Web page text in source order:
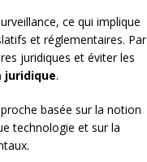
ce qui implique
et réglementaires. Par
juridiques et éviter les
juridique.
basée sur la notion
technologie et sur la